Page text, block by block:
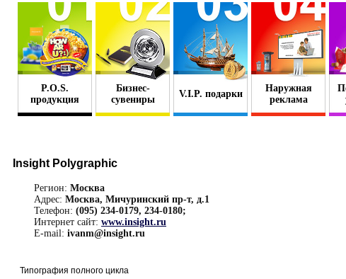
P.O.S.
продукция
Бизнес-
сувениры
V.I.P. подарки
Наружная
реклама
Insight Polygraphic
Регион: Москва
Адрес: Москва, Мичуринский пр-т, д.1
Телефон: (095) 234-0179, 234-0180;
Интернет сайт: www.insight.ru
E-mail: ivanm@insight.ru
Типография полного цикла